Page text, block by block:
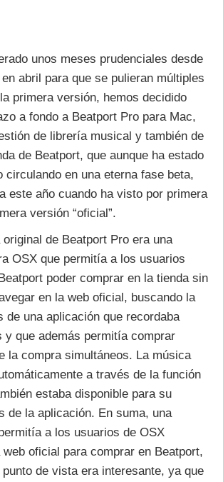
unos meses prudenciales desde
abril para que se pulieran múltiples
primera versión, hemos decidido
a fondo a Beatport Pro para Mac,
de librería musical y también de
de Beatport, que aunque ha estado
circulando en una eterna fase beta,
este año cuando ha visto por primera
versión “oficial”.
de Beatport Pro era una
OSX que permitía a los usuarios
poder comprar en la tienda sin
en la web oficial, buscando la
de una aplicación que recordaba
y que además permitía comprar
la compra simultáneos. La música
a través de la función
estaba disponible para su
de la aplicación. En suma, una
a los usuarios de OSX
oficial para comprar en Beatport,
de vista era interesante, ya que